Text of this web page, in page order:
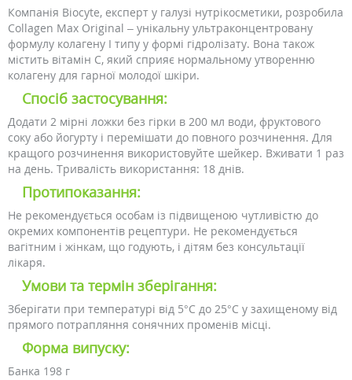
Компанія Biocyte, експерт у галузі нутрікосметики, розробила
Collagen Max Original – унікальну ультраконцентровану
формулу колагену I типу у формі гідролізату. Вона також
містить вітамін С, який сприяє нормальному утворенню
колагену для гарної молодої шкіри.
Спосіб застосування:
Додати 2 мірні ложки без гірки в 200 мл води, фруктового
соку або йогурту і перемішати до повного розчинення. Для
кращого розчинення використовуйте шейкер. Вживати 1 раз
на день. Тривалість використання: 18 днів.
Протипоказання:
Не рекомендується особам із підвищеною чутливістю до
окремих компонентів рецептури. Не рекомендується
вагітним і жінкам, що годують, і дітям без консультації
лікаря.
Умови та термін зберігання:
Зберігати при температурі від 5°С до 25°С у захищеному від
прямого потрапляння сонячних променів місці.
Форма випуску:
Банка 198 г